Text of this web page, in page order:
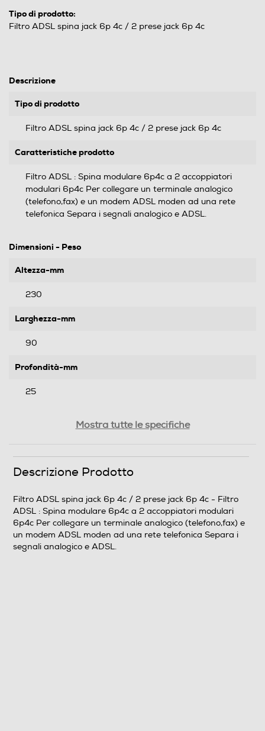
Tipo di prodotto:
Filtro ADSL spina jack 6p 4c / 2 prese jack 6p 4c
Descrizione
Tipo di prodotto
Filtro ADSL spina jack 6p 4c / 2 prese jack 6p 4c
Caratteristiche prodotto
Filtro ADSL : Spina modulare 6p4c a 2 accoppiatori
modulari 6p4c Per collegare un terminale analogico
(telefono,fax) e un modem ADSL moden ad una rete
telefonica Separa i segnali analogico e ADSL.
Dimensioni - Peso
Altezza-mm
230
Larghezza-mm
90
Profondità-mm
25
Informazioni sulla sicurezza del prodotto
Clicca qui
Mostra tutte le specifiche
Descrizione Prodotto
Filtro ADSL spina jack 6p 4c / 2 prese jack 6p 4c - Filtro
ADSL : Spina modulare 6p4c a 2 accoppiatori modulari
6p4c Per collegare un terminale analogico (telefono,fax) e
un modem ADSL moden ad una rete telefonica Separa i
segnali analogico e ADSL.